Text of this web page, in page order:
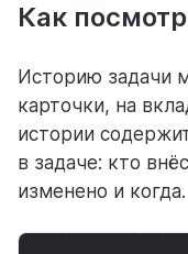
Режимы
Weeek Android &
Как
Историю задачи
карточки, на
истории
в задаче: кто
изменено и когда.